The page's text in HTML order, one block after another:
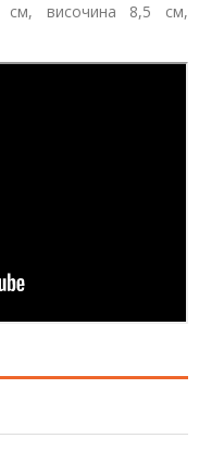
см, височина 8,5 см,